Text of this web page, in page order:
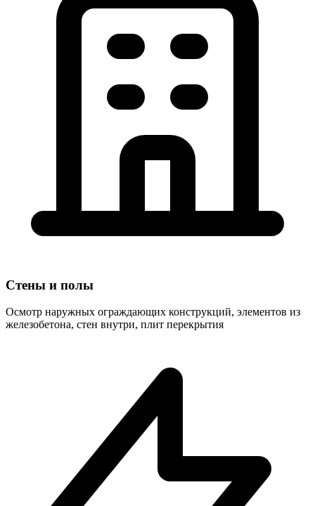
Стены и полы
Осмотр наружных ограждающих конструкций, элементов из
железобетона, стен внутри, плит перекрытия